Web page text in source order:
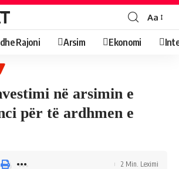
Aa
Rajoni Arsim Ekonomi
në arsimin e
për të ardhmen e
2 Min. Leximi